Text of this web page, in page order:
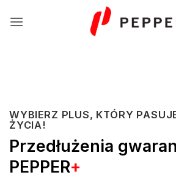
do
WYBIERZ PLUS, KTÓRY
ŻYCIA!
Przedłużenia
PEPPER+